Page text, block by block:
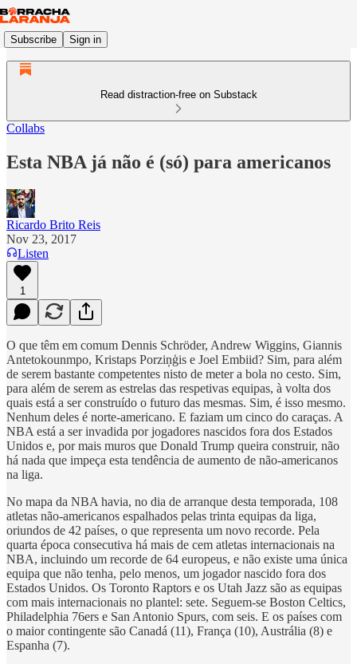
Subscribe Sign in
Read distraction-free on Substack
Collabs
Esta NBA já não é (só) para americanos
Ricardo Brito Reis
Nov 23, 2017
Listen
1
O que têm em comum Dennis Schröder, Andrew Wiggins, Giannis
Antetokounmpo, Kristaps Porziņģis e Joel Embiid? Sim, para além
de serem bastante competentes nisto de meter a bola no cesto. Sim,
para além de serem as estrelas das respetivas equipas, à volta dos
quais está a ser construído o futuro das mesmas. Sim, é isso mesmo.
Nenhum deles é norte-americano. E faziam um cinco do caraças. A
NBA está a ser invadida por jogadores nascidos fora dos Estados
Unidos e, por mais muros que Donald Trump queira construir, não
há nada que impeça esta tendência de aumento de não-americanos
na liga.
No mapa da NBA havia, no dia de arranque desta temporada, 108
atletas não-americanos espalhados pelas trinta equipas da liga,
oriundos de 42 países, o que representa um novo recorde. Pela
quarta época consecutiva há mais de cem atletas internacionais na
NBA, incluindo um recorde de 64 europeus, e não existe uma única
equipa que não tenha, pelo menos, um jogador nascido fora dos
Estados Unidos. Os Toronto Raptors e os Utah Jazz são as equipas
com mais internacionais no plantel: sete. Seguem-se Boston Celtics,
Philadelphia 76ers e San Antonio Spurs, com seis. E os países com
o maior contingente são Canadá (11), França (10), Austrália (8) e
Espanha (7).